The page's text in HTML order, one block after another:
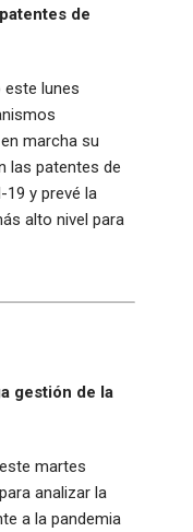
de
este lunes
marcha su
las patentes de
y prevé la
alto nivel para
gestión de la
martes
analizar la
a la pandemia